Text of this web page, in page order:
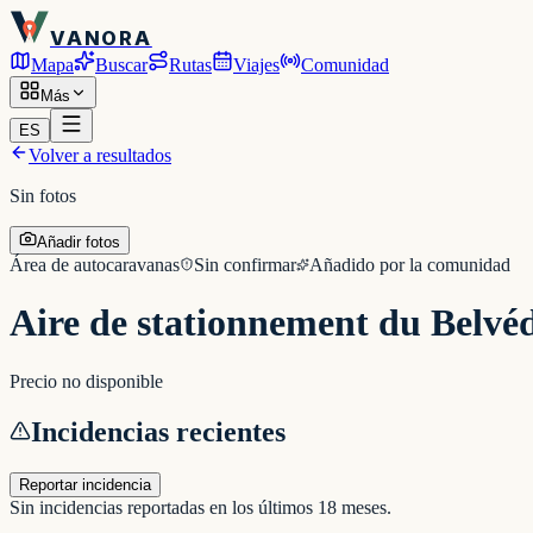
VANORA
Mapa Buscar Rutas Viajes Comunidad
Más
ES
Volver a resultados
Sin fotos
Añadir fotos
Área de autocaravanas Sin confirmar Añadido por la comunidad
Aire de stationnement du
Precio no disponible
Incidencias recientes
Reportar incidencia
Sin incidencias reportadas en los últimos 18 meses.